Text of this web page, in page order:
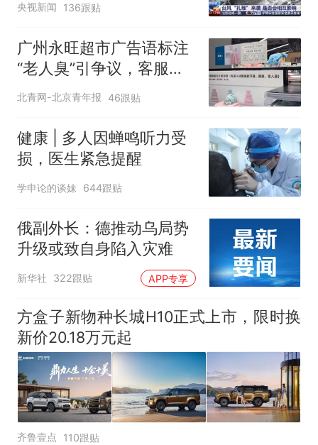
央视新闻 136跟贴
广州永旺超市广告语标注
“老人臭”引争议，客服回
应
北青网-北京青年报 46跟贴
健康 | 多人因蝉鸣听力受
损，医生紧急提醒
学申论的谈妹 644跟贴
俄副外长：德推动乌局势
升级或致自身陷入灾难
新华社 322跟贴 APP专享
方盒子新物种长城H10正式上市，限时换
新价20.18万元起
齐鲁壹点 110跟贴